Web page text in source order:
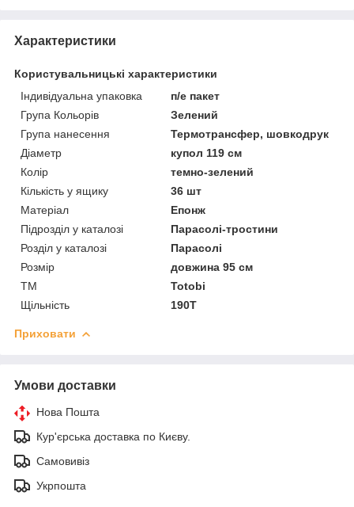
Характеристики
Користувальницькі характеристики
Індивідуальна упаковка
п/е пакет
Група Кольорів
Зелений
Група нанесення
Термотрансфер, шовкодрук
Діаметр
купол 119 см
Колір
темно-зелений
Кількість у ящику
36 шт
Матеріал
Епонж
Підрозділ у каталозі
Парасолі-тростини
Розділ у каталозі
Парасолі
Розмір
довжина 95 см
ТМ
Totobi
Щільність
190Т
Приховати
Умови доставки
Нова Пошта
Кур'єрська доставка по Києву.
Самовивіз
Укрпошта